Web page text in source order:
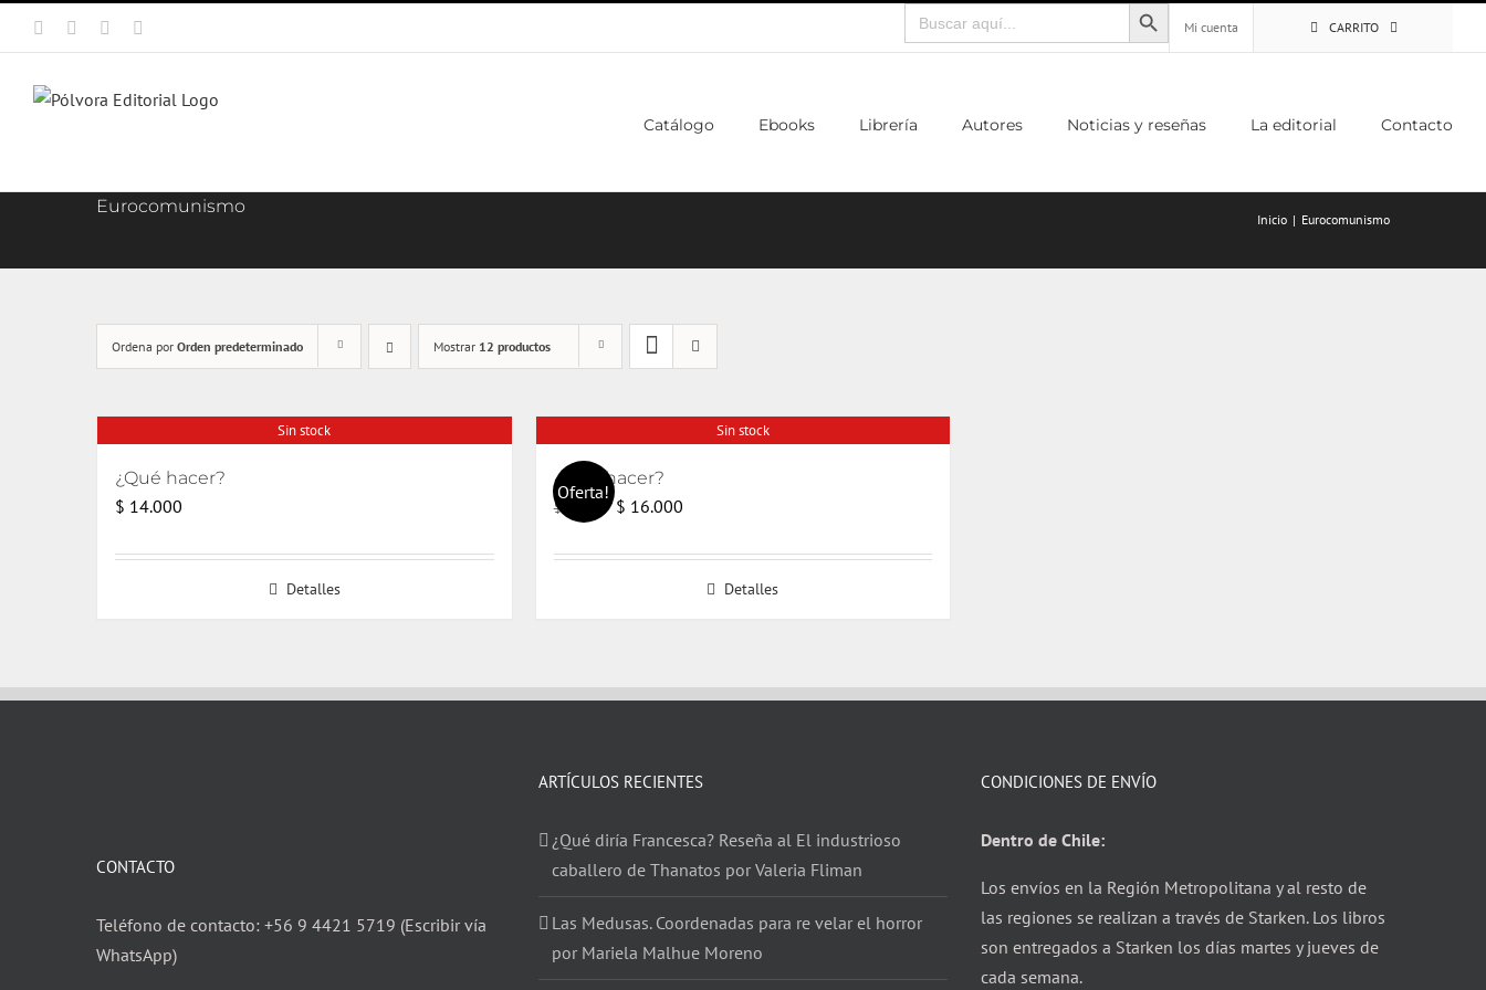
Facebook Instagram
Buscar:
Mi cuenta
CARRITO
Catálogo Ebooks Librería Autores Noticias y reseñas La editorial Contacto
Eurocomunismo
Inicio Eurocomunismo
Ordena por Orden predeterminado Mostrar 12 productos
Sin stock
¿Qué hacer?
$ 14.000
Detalles
Sin stock
Oferta!
¿Qué hacer?
$17.000
El
original
$ 16.000El
actual
Detalles
CONTACTO
Teléfono de contacto: +56 9 4421 5719 (Escribir vía
WhatsApp)
ARTÍCULOS RECIENTES
¿Qué diría Francesca? Reseña al El industrioso
caballero de Thanatos por Valeria Fliman
Las Medusas. Coordenadas para re velar el horror
por Mariela Malhue Moreno
CONDICIONES DE ENVÍO
Dentro de Chile:
Los envíos en la Región Metropolitana y al resto de
las regiones se realizan a través de Starken. Los libros
son entregados a Starken los días martes y jueves de
cada semana.